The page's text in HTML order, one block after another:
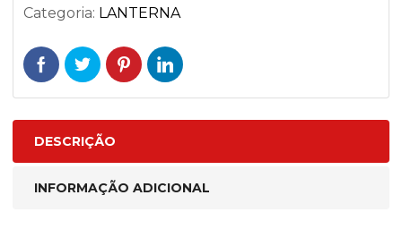
Categoria: LANTERNA
DESCRIÇÃO
INFORMAÇÃO ADICIONAL